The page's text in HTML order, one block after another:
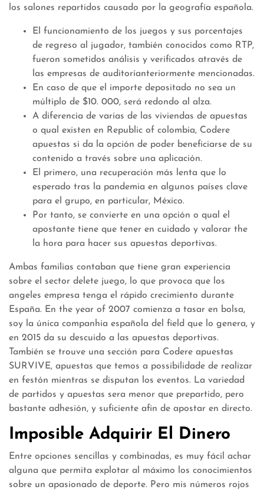
los salones repartidos causado por la geografía española.
El funcionamiento de los juegos y sus porcentajes
de regreso al jugador, también conocidos como RTP,
fueron sometidos análisis y verificados através de
las empresas de auditoríanteriormente mencionadas.
En caso de que el importe depositado no sea un
múltiplo de $10. 000, será redondo al alza.
A diferencia de varias de las viviendas de apuestas
o qual existen en Republic of colombia, Codere
apuestas si da la opción de poder beneficiarse de su
contenido a través sobre una aplicación.
El primero, una recuperación más lenta que lo
esperado tras la pandemia en algunos países clave
para el grupo, en particular, México.
Por tanto, se convierte en una opción o qual el
apostante tiene que tener en cuidado y valorar the
la hora para hacer sus apuestas deportivas.
Ambas familias contaban que tiene gran experiencia
sobre el sector delete juego, lo que provoca que los
angeles empresa tenga el rápido crecimiento durante
España. En the year of 2007 comienza a tasar en bolsa,
soy la única companhia española del field que lo genera, y
en 2015 da su descuido a las apuestas deportivas.
También se trouve una sección para Codere apuestas
SURVIVE, apuestas que temos a possibilidade de realizar
en festón mientras se disputan los eventos. La variedad
de partidos y apuestas sera menor que prepartido, pero
bastante adhesión, y suficiente afin de apostar en directo.
Imposible Adquirir El Dinero
Entre opciones sencillas y combinadas, es muy fácil achar
alguna que permita explotar al máximo los conocimientos
sobre un apasionado de deporte. Pero mis números rojos